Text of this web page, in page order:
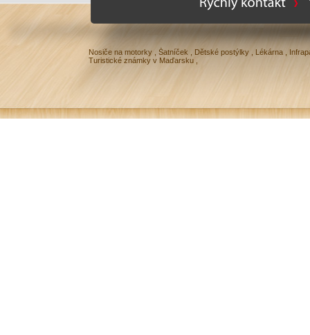
Nosiče na motorky Šatníček Dětské postýlky Lékárna
Turistické známky v Maďarsku